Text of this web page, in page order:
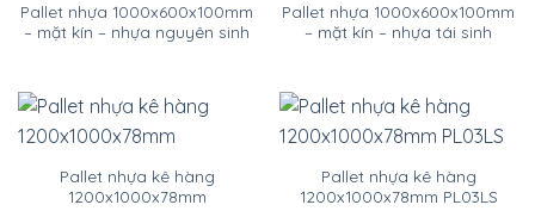
Pallet nhựa 1000x600x100mm
– mặt kín – nhựa nguyên sinh
Pallet nhựa 1000x600x100mm
– mặt kín – nhựa tái sinh
Pallet nhựa kê hàng
1200x1000x78mm
Pallet nhựa kê hàng
1200x1000x78mm PL03LS